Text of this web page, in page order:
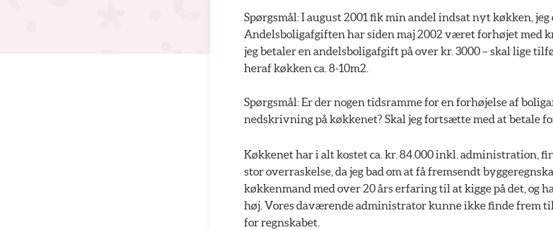
Spørgsmål: I august 2001 fik min andel indsat nyt køkken,
Andelsboligafgiften har siden maj 2002 været forhøjet med
jeg betaler en andelsboligafgift på over kr. 3000 – skal lige
heraf køkken ca. 8-10m2.
Spørgsmål: Er der nogen tidsramme for en forhøjelse af
nedskrivning på køkkenet? Skal jeg fortsætte med at betale
Køkkenet har i alt kostet ca. kr. 84.000 inkl. administration,
stor overraskelse, da jeg bad om at få fremsendt
køkkenmand med over 20 års erfaring til at kigge på det, og
høj. Vores daværende administrator kunne ikke finde frem
for regnskabet.